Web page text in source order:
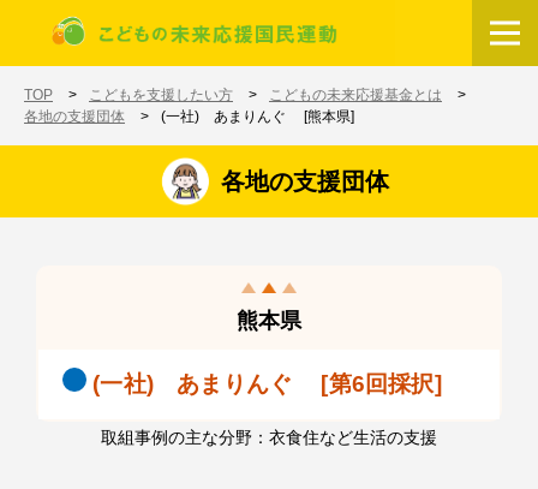
メインコンテンツに移動
TOP こどもを支援したい方
こどもの未来応援基金とは
各地の支援団体
(一社) あまりんぐ [熊本県]
各地の支援団体
熊本県
(一社) あまりんぐ [第6回採択]
取組事例の主な分野：衣食住など生活の支援